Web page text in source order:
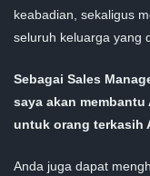
keabadian, sekaligus
seluruh keluarga yang
Sebagai Sales
saya akan
untuk orang terkasih
Anda juga dapat